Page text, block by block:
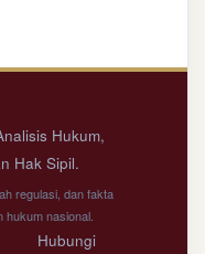
Hukum,
Hak Sipil.
regulasi, dan fakta
nasional.
Hubungi